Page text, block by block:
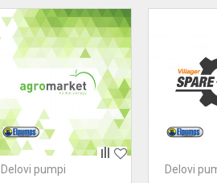
Delovi pumpi
Delovi